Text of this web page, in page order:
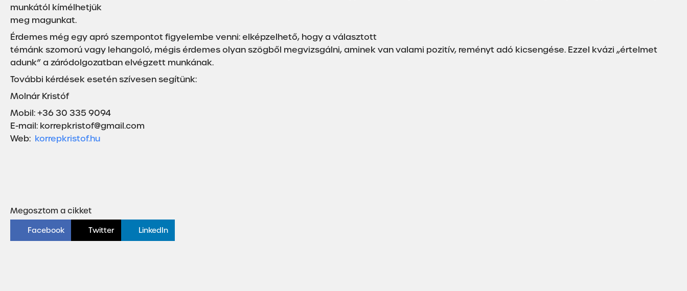
munkától kímélhetjük
meg magunkat.
Érdemes még egy apró szempontot figyelembe venni: elképzelhető, hogy a választott
témánk szomorú vagy lehangoló, mégis érdemes olyan szögből megvizsgálni, aminek van valami pozitív, reményt adó kicsengése. Ezzel kvázi „értelmet
adunk” a záródolgozatban elvégzett munkának.
További kérdések esetén szívesen segítünk:
Molnár Kristóf
Mobil: +36 30 335 9094
E-mail: korrepkristof@gmail.com
Web: korrepkristof.hu
Megosztom a cikket
Facebook Twitter LinkedIn